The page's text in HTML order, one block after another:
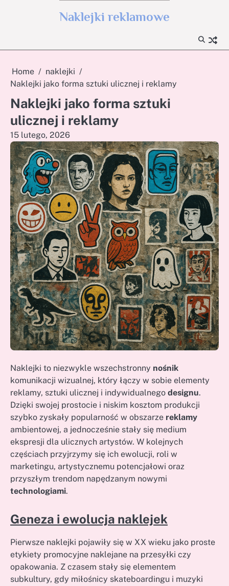
Naklejki reklamowe
Home
naklejki
Naklejki jako forma sztuki ulicznej i reklamy
Naklejki jako forma sztuki
ulicznej i reklamy
15 lutego, 2026
Naklejki to niezwykle wszechstronny nośnik
komunikacji wizualnej, który łączy w sobie elementy
reklamy, sztuki ulicznej i indywidualnego designu.
Dzięki swojej prostocie i niskim kosztom produkcji
szybko zyskały popularność w obszarze reklamy
ambientowej, a jednocześnie stały się medium
ekspresji dla ulicznych artystów. W kolejnych
częściach przyjrzymy się ich ewolucji, roli w
marketingu, artystycznemu potencjałowi oraz
przyszłym trendom napędzanym nowymi
technologiami.
Geneza i ewolucja naklejek
Pierwsze naklejki pojawiły się w XX wieku jako proste
etykiety promocyjne naklejane na przesyłki czy
opakowania. Z czasem stały się elementem
subkultury, gdy miłośnicy skateboardingu i muzyki